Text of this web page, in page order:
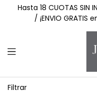
Hasta 18 CUOTAS SIN
/ ¡ENVIO
Filtrar